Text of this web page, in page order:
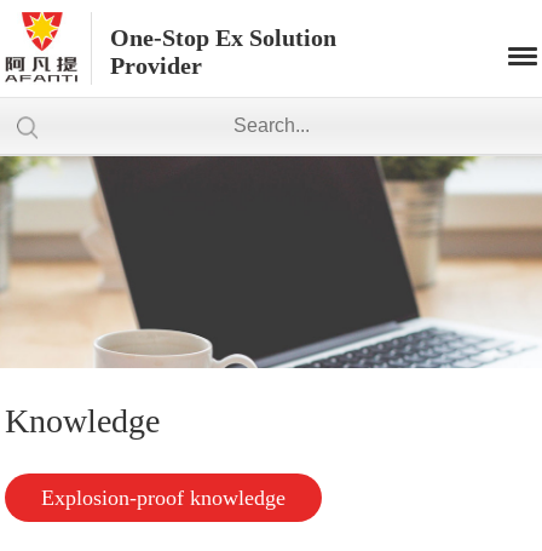
One-Stop Ex Solution
Provider
Knowledge
Explosion-proof knowledge